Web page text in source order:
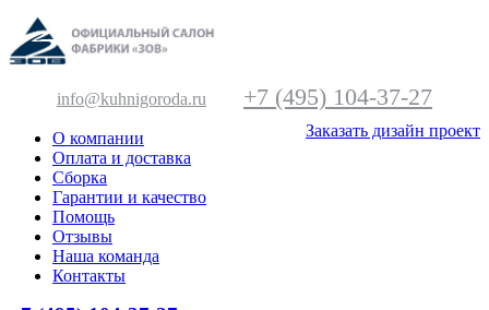
info@kuhnigoroda.ru +7 (495) 104-37-27
Заказать дизайн проект
О компании
Оплата и доставка
Сборка
Гарантии и качество
Помощь
Отзывы
Наша команда
Контакты